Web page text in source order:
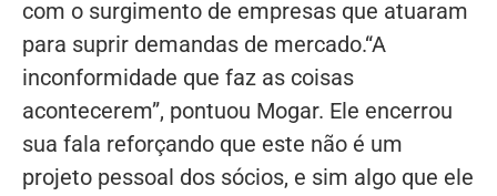
com o surgimento de empresas que atuaram
para suprir demandas de mercado.“A
inconformidade que faz as coisas
acontecerem”, pontuou Mogar. Ele encerrou
sua fala reforçando que este não é um
projeto pessoal dos sócios, e sim algo que ele